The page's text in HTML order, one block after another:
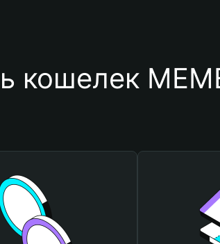
кошелек